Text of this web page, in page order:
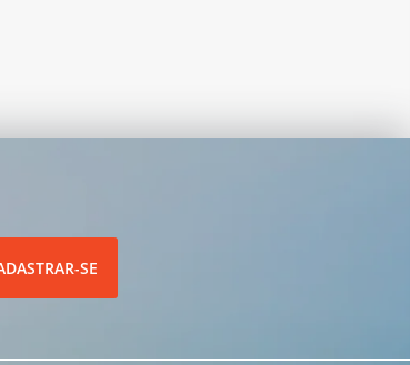
SE